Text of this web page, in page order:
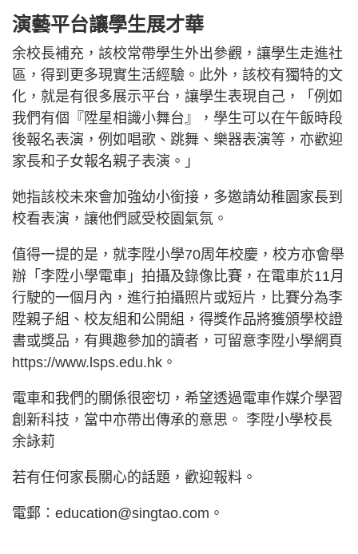
演藝平台讓學生展才華
余校長補充，該校常帶學生外出參觀，讓學生走進社
區，得到更多現實生活經驗。此外，該校有獨特的文
化，就是有很多展示平台，讓學生表現自己，「例如
我們有個『陞星相識小舞台』，學生可以在午飯時段
後報名表演，例如唱歌、跳舞、樂器表演等，亦歡迎
家長和子女報名親子表演。」
她指該校未來會加強幼小銜接，多邀請幼稚園家長到
校看表演，讓他們感受校園氣氛。
值得一提的是，就李陞小學70周年校慶，校方亦會舉
辦「李陞小學電車」拍攝及錄像比賽，在電車於11月
行駛的一個月內，進行拍攝照片或短片，比賽分為李
陞親子組、校友組和公開組，得獎作品將獲頒學校證
書或獎品，有興趣參加的讀者，可留意李陞小學網頁
https://www.lsps.edu.hk。
電車和我們的關係很密切，希望透過電車作媒介學習
創新科技，當中亦帶出傳承的意思。 李陞小學校長
余詠莉
若有任何家長關心的話題，歡迎報料。
電郵： education@singtao.com 。